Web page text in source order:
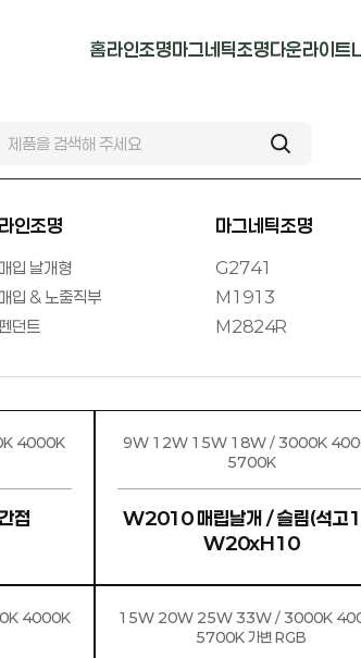
홈라인조명
매입 & 노출직부
펜던트
마그네틱조명
M2824R
다운라이트
원형 COB
사각 COB
라인조명
매입 날개형
매입 & 노출직부
던트
마그네틱조명
G2741
M1913
M2824R
9W 12W 15W 18W / 3000K
5700K
W2010 매립날개 / 슬림(석고
W20xH10
4000K
15W 20W 25W 33W / 3000K 4000K
5700K 가변 RGB